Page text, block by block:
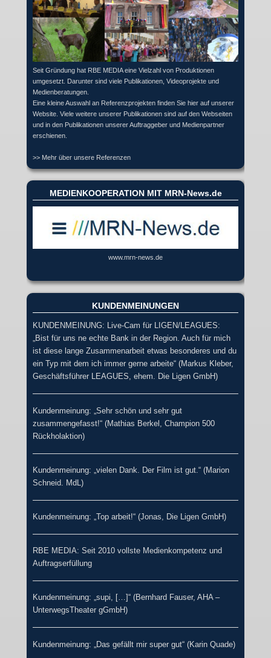
Seit Gründung hat RBE MEDIA eine Vielzahl von Produktionen
umgesetzt. Darunter sind viele Publikationen, Videoprojekte und
Medienberatungen.
Eine kleine Auswahl an Referenzprojekten finden Sie hier auf unserer
Website. Viele weitere unserer Publikationen sind auf den Webseiten
und in den Publikationen unserer Auftraggeber und Medienpartner
erschienen.
>> Mehr über unsere Referenzen
MEDIENKOOPERATION MIT MRN-News.de
www.mrn-news.de
KUNDENMEINUNGEN
KUNDENMEINUNG: Live-Cam für LIGEN/LEAGUES:
„Bist für uns ne echte Bank in der Region. Auch für mich
ist diese lange Zusammenarbeit etwas besonderes und du
ein Typ mit dem ich immer gerne arbeite“ (Markus Kleber,
Geschäftsführer LEAGUES, ehem. Die Ligen GmbH)
Kundenmeinung: „Sehr schön und sehr gut
zusammengefasst!“ (Mathias Berkel, Champion 500
Rückholaktion)
Kundenmeinung: „vielen Dank. Der Film ist gut.“ (Marion
Schneid. MdL)
Kundenmeinung: „Top arbeit!“ (Jonas, Die Ligen GmbH)
RBE MEDIA: Seit 2010 vollste Medienkompetenz und
Auftragserfüllung
Kundenmeinung: „supi, […]“ (Bernhard Fauser, AHA –
UnterwegsTheater gGmbH)
Kundenmeinung: „Das gefällt mir super gut“ (Karin Quade)